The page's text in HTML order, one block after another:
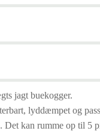
jagt buekogger.
lyddæmpet og
Det kan rumme op til 5